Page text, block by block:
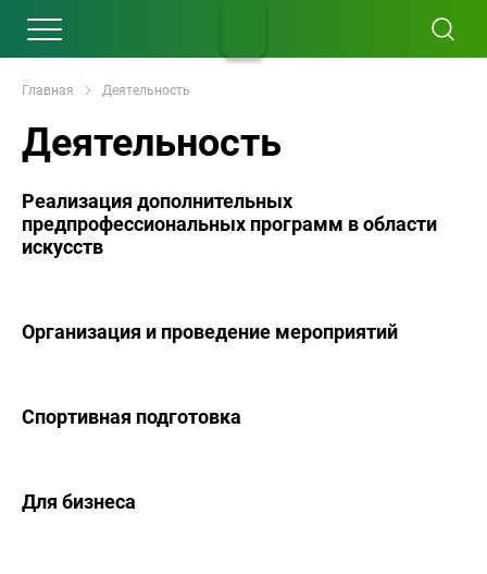
Главная Деятельность
Деятельность
Реализация дополнительных
предпрофессиональных программ в области
искусств
Организация и проведение мероприятий
Спортивная подготовка
Для бизнеса